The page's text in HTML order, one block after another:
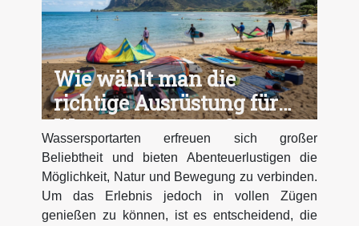
Wie wählt man die
richtige Ausrüstung für
Wassersportarten?
Wassersportarten erfreuen sich großer
Beliebtheit und bieten Abenteuerlustigen die
Möglichkeit, Natur und Bewegung zu verbinden.
Um das Erlebnis jedoch in vollen Zügen
genießen zu können, ist es entscheidend, die